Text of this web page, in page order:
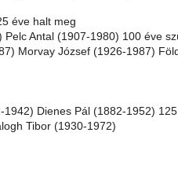
éve halt meg
Antal (1907-1980) 100 éve
Morvay József (1926-1987)
Dienes Pál (1882-1952)
Tibor (1930-1972)